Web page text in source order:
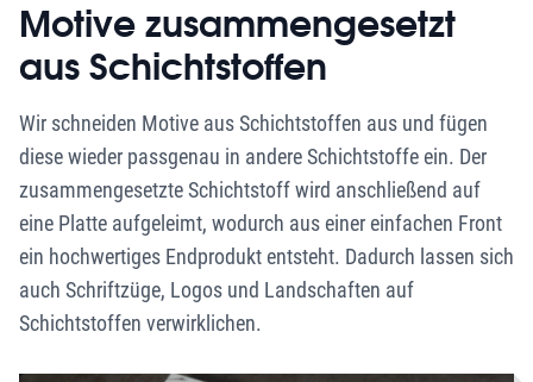
Motive zusammengesetzt
aus Schichtstoffen
Wir schneiden Motive aus Schichtstoffen aus und fügen
diese wieder passgenau in andere Schichtstoffe ein. Der
zusammengesetzte Schichtstoff wird anschließend auf
eine Platte aufgeleimt, wodurch aus einer einfachen Front
ein hochwertiges Endprodukt entsteht. Dadurch lassen sich
auch Schriftzüge, Logos und Landschaften auf
Schichtstoffen verwirklichen.